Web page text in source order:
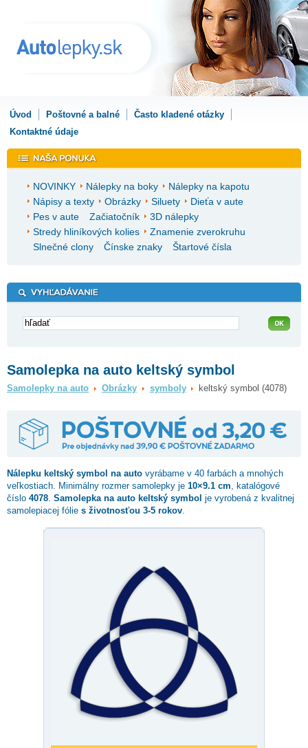
Úvod Poštovné a balné
Často kladené otázky
Kontaktné údaje
NOVINKY Nálepky na boky
Nálepky na kapotu
Nápisy a texty
Obrázky Siluety
Dieťa v aute
Pes v aute
Začiatočník
3D nálepky
Stredy hliníkových kolies
Znamenie zverokruhu
Slnečné clony
Čínske znaky Štartové čísla
Samolepka na auto keltský symbol
Samolepky na auto Obrázky symboly keltský symbol (4078)
Nálepku keltský symbol na auto vyrábame v 40 farbách a mnohých
veľkostiach. Minimálny rozmer samolepky je 10×9.1 cm , katalógové
číslo 4078 Samolepka na auto keltský symbol je vyrobená z kvalitnej
samolepiacej fólie s životnosťou 3-5 rokov